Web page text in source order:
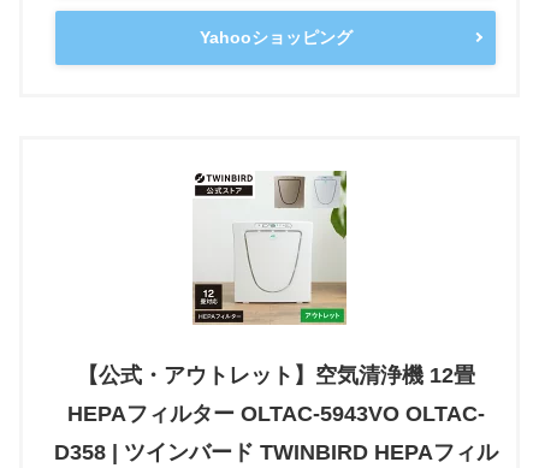
Yahooショッピング
【公式・アウトレット】空気清浄機 12畳
HEPAフィルター OLTAC-5943VO OLTAC-
D358 | ツインバード TWINBIRD HEPAフィル